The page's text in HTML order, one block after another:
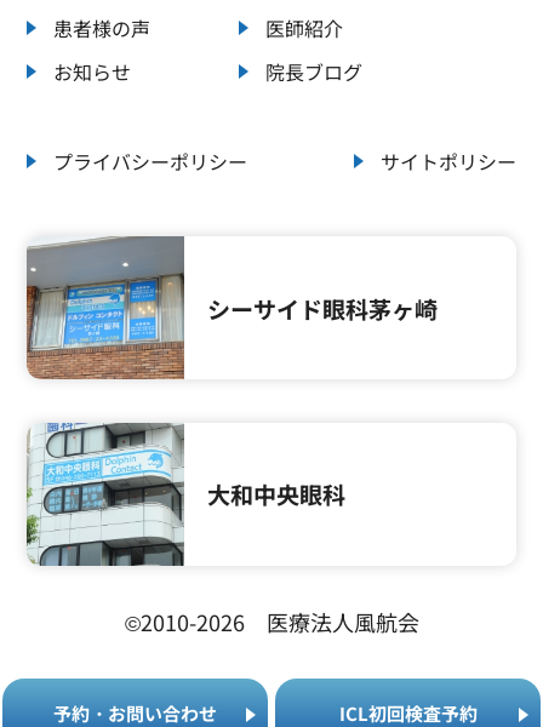
予約 ・ お問い合わせ ICL初回検査予約
患者様の声
医師紹介
お知らせ
院長ブログ
プライバシーポリシー サイトポリシー
シーサイド眼科茅ヶ崎
大和中央眼科
©2010-2026 医療法人風航会